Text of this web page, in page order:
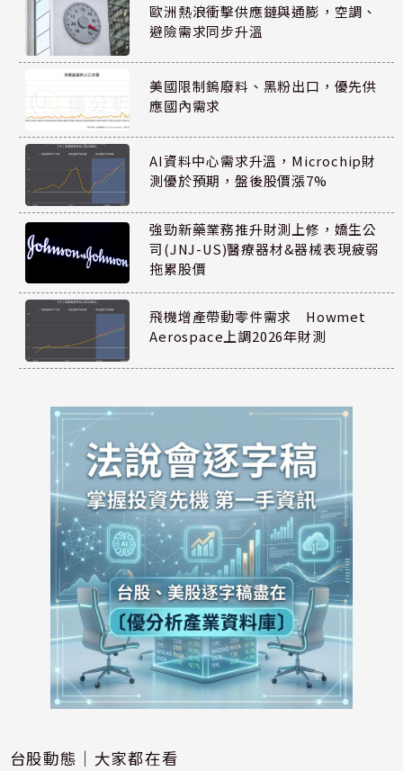
歐洲熱浪衝擊供應鏈與通膨，空調、
避險需求同步升溫
美國限制鎢廢料、黑粉出口，優先供
應國內需求
AI資料中心需求升溫，Microchip財
測優於預期，盤後股價漲7%
強勁新藥業務推升財測上修，嬌生公
司(JNJ-US)醫療器材&器械表現疲弱
拖累股價
飛機增產帶動零件需求 Howmet
Aerospace上調2026年財測
台股動態｜大家都在看